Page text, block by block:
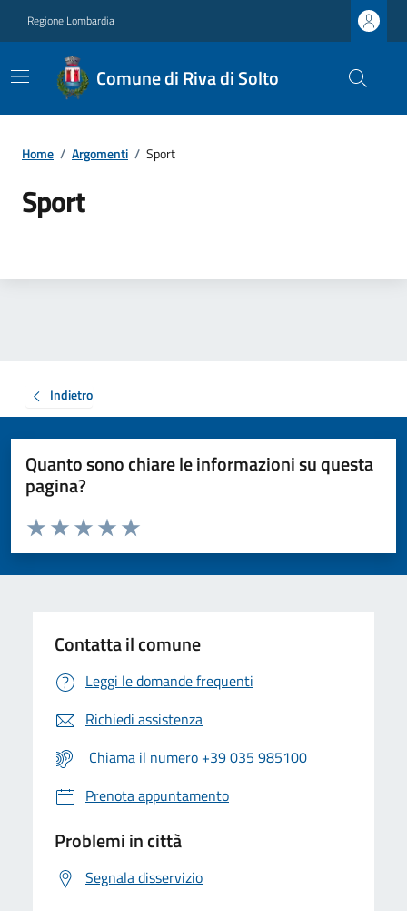
Regione Lombardia
Comune di Riva di Solto
Home / Argomenti / Sport
Sport
Indietro
Quanto sono chiare le informazioni su questa
pagina?
Valuta da 1 a 5 stelle la pagina
Valuta 5 stelle su 5
Valuta 4 stelle su 5
Valuta 3 stelle su 5
Valuta 2 stelle su 5
Valuta 1 stelle su 5
Contatta il comune
Leggi le domande frequenti
Richiedi assistenza
Chiama il numero +39 035 985100
Prenota appuntamento
Problemi in città
Segnala disservizio